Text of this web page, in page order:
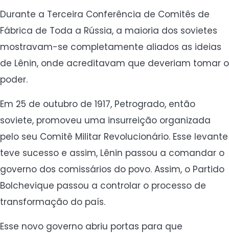
Durante a Terceira Conferência de Comitês de
Fábrica de Toda a Rússia, a maioria dos sovietes
mostravam-se completamente aliados as ideias
de Lênin, onde acreditavam que deveriam tomar o
poder.
Em 25 de outubro de 1917, Petrogrado, então
soviete, promoveu uma insurreição organizada
pelo seu Comitê Militar Revolucionário. Esse levante
teve sucesso e assim, Lênin passou a comandar o
governo dos comissários do povo. Assim, o Partido
Bolchevique passou a controlar o processo de
transformação do país.
Esse novo governo abriu portas para que